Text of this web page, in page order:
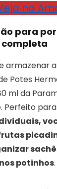
na
para
armazenar
Potes
ml da
Perfeito
potinhos.